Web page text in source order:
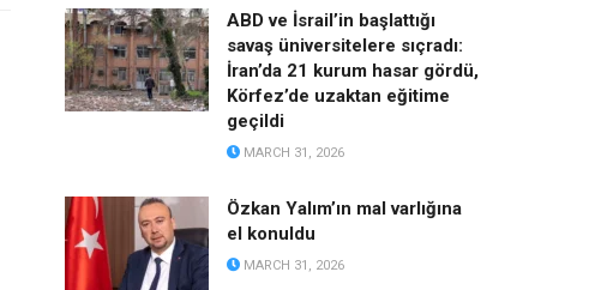
ABD ve İsrail’in başlattığı
savaş üniversitelere sıçradı:
İran’da 21 kurum hasar gördü,
Körfez’de uzaktan eğitime
geçildi
MARCH 31, 2026
Özkan Yalım’ın mal varlığına
el konuldu
MARCH 31, 2026